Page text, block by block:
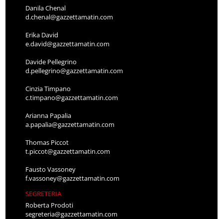
Danila Chenal
d.chenal@gazzettamatin.com
Erika David
e.david@gazzettamatin.com
Davide Pellegrino
d.pellegrino@gazzettamatin.com
Cinzia Timpano
c.timpano@gazzettamatin.com
Arianna Papalia
a.papalia@gazzettamatin.com
Thomas Piccot
t.piccot@gazzettamatin.com
Fausto Vassoney
f.vassoney@gazzettamatin.com
SEGRETERIA
Roberta Prodoti
segreteria@gazzettamatin.com